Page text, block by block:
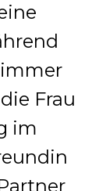
Frau
im